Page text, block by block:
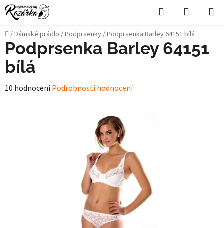
Přejít
na
obsah
Hledat
KOŠÍK
Domů
/Dámské prádlo/Podprsenky/Podprsenka Barley 64151 bílá
Podprsenka Barley 64151
bílá
Průměrné
10 hodnoceníPodrobnosti hodnocení